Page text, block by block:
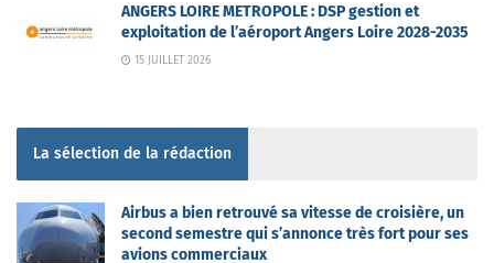
ANGERS LOIRE METROPOLE : DSP gestion et
exploitation de l’aéroport Angers Loire 2028-2035
15 JUILLET 2026
La sélection de la rédaction
Airbus a bien retrouvé sa vitesse de croisière, un
second semestre qui s’annonce très fort pour ses
avions commerciaux